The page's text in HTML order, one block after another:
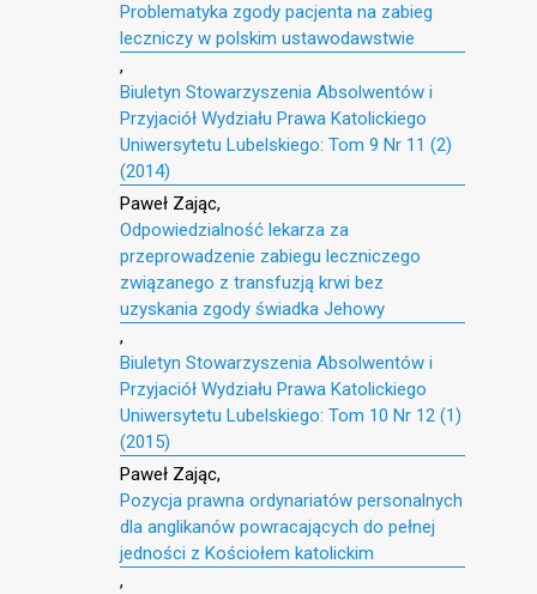
Problematyka zgody pacjenta na zabieg
leczniczy w polskim ustawodawstwie
,
Biuletyn Stowarzyszenia Absolwentów i
Przyjaciół Wydziału Prawa Katolickiego
Uniwersytetu Lubelskiego: Tom 9 Nr 11 (2)
(2014)
Paweł Zając,
Odpowiedzialność lekarza za
przeprowadzenie zabiegu leczniczego
związanego z transfuzją krwi bez
uzyskania zgody świadka Jehowy
,
Biuletyn Stowarzyszenia Absolwentów i
Przyjaciół Wydziału Prawa Katolickiego
Uniwersytetu Lubelskiego: Tom 10 Nr 12 (1)
(2015)
Paweł Zając,
Pozycja prawna ordynariatów personalnych
dla anglikanów powracających do pełnej
jedności z Kościołem katolickim
,